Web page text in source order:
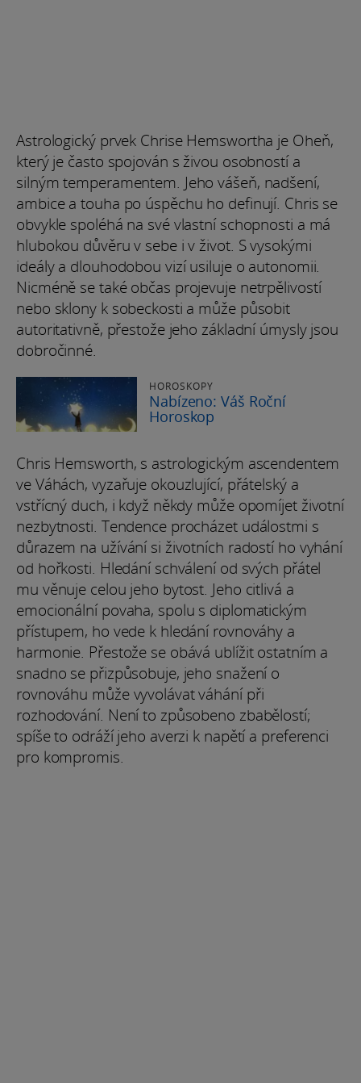
Astrologický prvek Chrise Hemswortha je Oheň,
který je často spojován s živou osobností a
silným temperamentem. Jeho vášeň, nadšení,
ambice a touha po úspěchu ho definují. Chris se
obvykle spoléhá na své vlastní schopnosti a má
hlubokou důvěru v sebe i v život. S vysokými
ideály a dlouhodobou vizí usiluje o autonomii.
Nicméně se také občas projevuje netrpělivostí
nebo sklony k sobeckosti a může působit
autoritativně, přestože jeho základní úmysly jsou
dobročinné.
HOROSKOPY
Nabízeno: Váš Roční
Horoskop
Chris Hemsworth, s astrologickým ascendentem
ve Váhách, vyzařuje okouzlující, přátelský a
vstřícný duch, i když někdy může opomíjet životní
nezbytnosti. Tendence procházet událostmi s
důrazem na užívání si životních radostí ho vyhání
od hořkosti. Hledání schválení od svých přátel
mu věnuje celou jeho bytost. Jeho citlivá a
emocionální povaha, spolu s diplomatickým
přístupem, ho vede k hledání rovnováhy a
harmonie. Přestože se obává ublížit ostatním a
snadno se přizpůsobuje, jeho snažení o
rovnováhu může vyvolávat váhání při
rozhodování. Není to způsobeno zbabělostí;
spíše to odráží jeho averzi k napětí a preferenci
pro kompromis.